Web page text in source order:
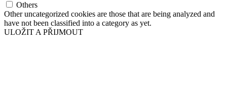
Others
Other uncategorized cookies are those that are being analyzed and
have not been classified into a category as yet.
ULOŽIT A PŘIJMOUT